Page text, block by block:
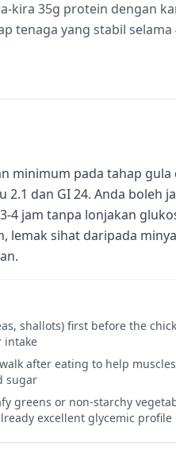
kira 35g protein dengan
tenaga yang stabil
minimum pada tahap
dan GI 24. Anda boleh
4 jam tanpa lonjakan
lemak sihat daripada
shallots) first before the
intake
after eating to help
sugar
greens or non-starchy
excellent glycemic profile